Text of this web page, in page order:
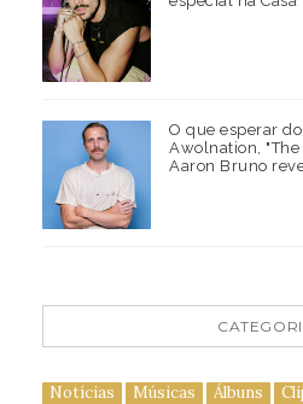
O que esperar
Awolnation, "The
Aaron Bruno
Notícias Músicas Álbuns